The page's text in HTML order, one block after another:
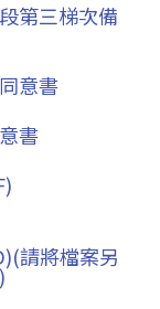
第三梯次備
意書
書
請將檔案另